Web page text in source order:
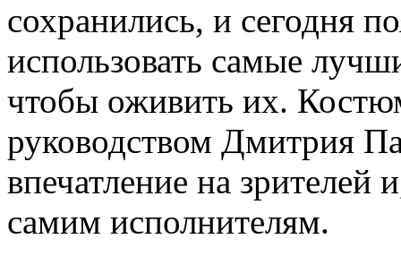
сохранились, и сегодня
использовать самые
чтобы оживить их.
руководством Дмитрия
впечатление на зрителей
самим исполнителям.